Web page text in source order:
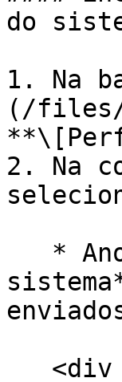
do
1. Na
(/files/
2. Na